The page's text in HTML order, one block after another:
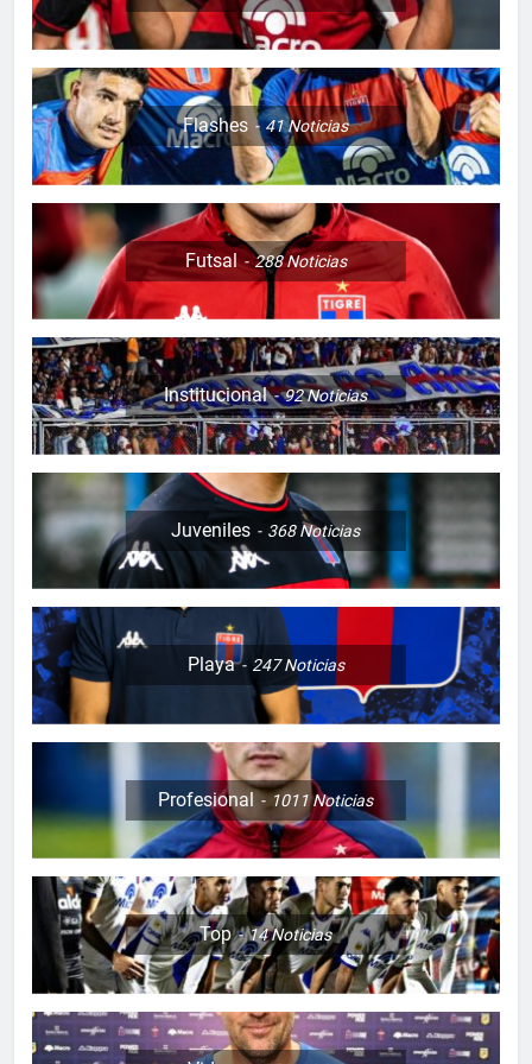
Flashes 41Noticias
Futsal 288Noticias
Institucional 92Noticias
Juveniles 368Noticias
Playa 247Noticias
Profesional 1011Noticias
Top 14Noticias